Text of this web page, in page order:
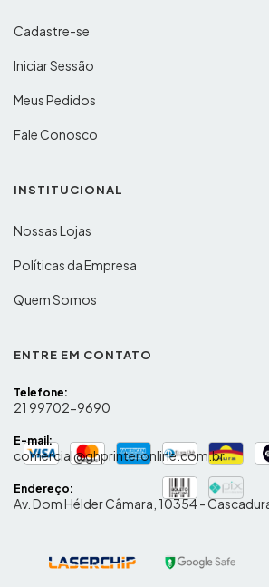
Cadastre-se
Iniciar Sessão
Meus Pedidos
Fale Conosco
INSTITUCIONAL
Nossas Lojas
Políticas da Empresa
Quem Somos
ENTRE EM CONTATO
Telefone:
21 99702-9690
E-mail:
comercial@ghprinteronline.com.br
Endereço:
Av. Dom Hélder Câmara, 10354 -